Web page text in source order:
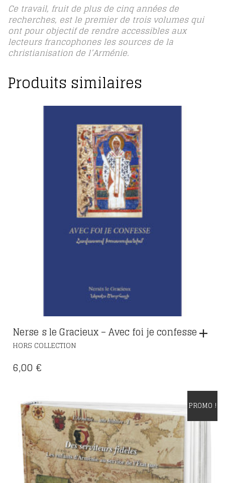
Ce travail, fruit de plus de cinq années de
recherches, est le premier de trois volumes qui
ont pour objectif de rendre accessibles aux
lecteurs francophones les sources de la
christianisation de l’Arménie.
Produits similaires
Nersēs le Gracieux – Avec foi je confesse
HORS COLLECTION
6,00 €
PROMO !